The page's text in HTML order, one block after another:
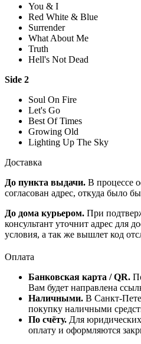
You & I
Red White & Blue
Surrender
What About Me
Truth
Hell's Not Dead
Side 2
Soul On Fire
Let's Go
Best Of Times
Growing Old
Lighting Up The Sky
Доставка
До пункта выдачи. В процессе
согласован адрес, откуда было
До дома курьером. При
консультант уточнит адрес для
условия, а так же вышлет код
Оплата
Банковская карта / QR.
Вам будет направлена
Наличными. В Санкт-
покупку наличными
По счёту. Для юридических
оплату и оформляются